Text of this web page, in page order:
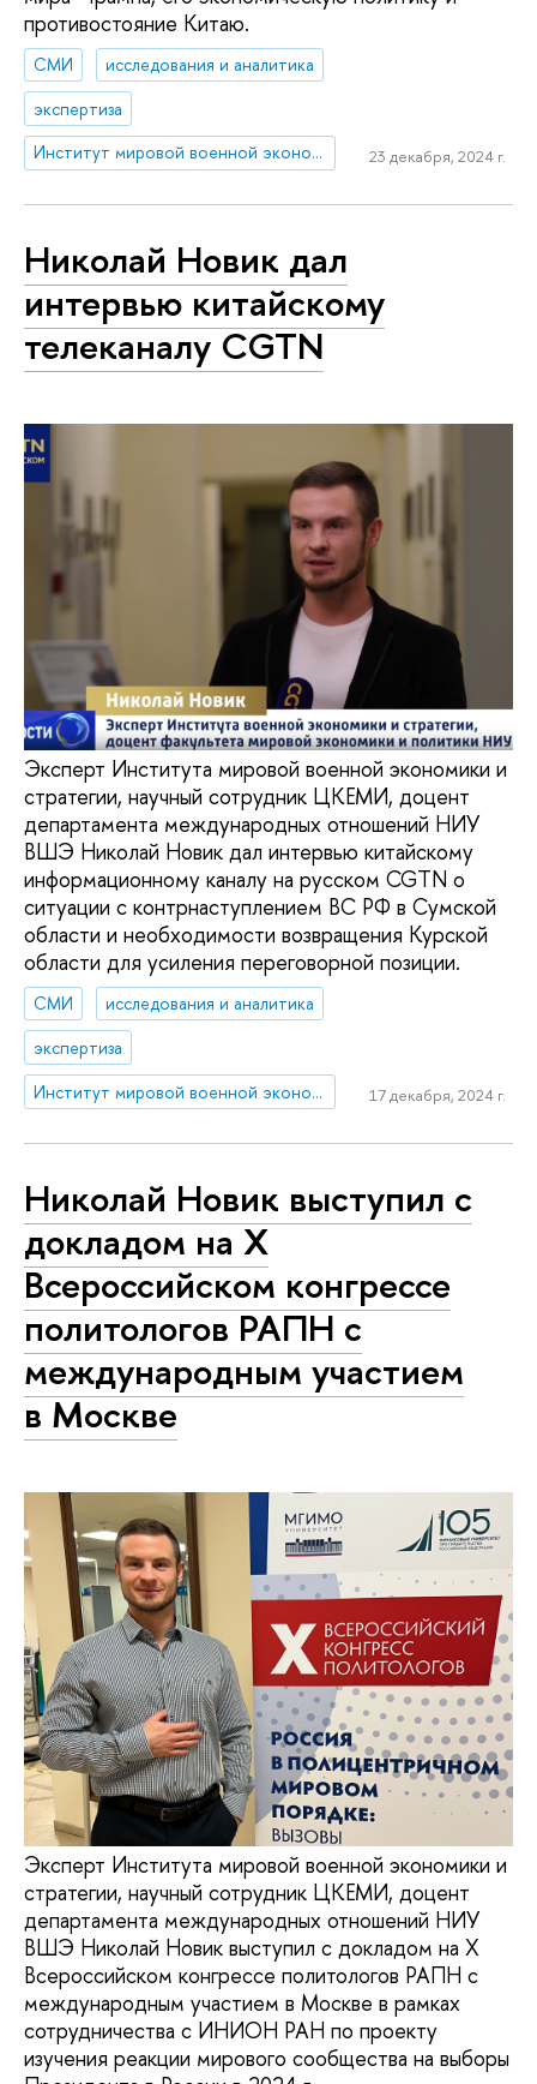
противостояние Китаю.
СМИ
исследования и аналитика
экспертиза
Институт мировой военной экономики и стратегии
23 декабря, 2024 г.
Николай Новик дал
интервью китайскому
телеканалу CGTN
Эксперт Института мировой военной экономики и
стратегии, научный сотрудник ЦКЕМИ, доцент
департамента международных отношений НИУ
ВШЭ Николай Новик дал интервью китайскому
информационному каналу на русском CGTN о
ситуации с контрнаступлением ВС РФ в Сумской
области и необходимости возвращения Курской
области для усиления переговорной позиции.
СМИ
исследования и аналитика
экспертиза
Институт мировой военной экономики и стратегии
17 декабря, 2024 г.
Николай Новик выступил с
докладом на Х
Всероссийском конгрессе
политологов РАПН с
международным участием
в Москве
Эксперт Института мировой военной экономики и
стратегии, научный сотрудник ЦКЕМИ, доцент
департамента международных отношений НИУ
ВШЭ Николай Новик выступил с докладом на Х
Всероссийском конгрессе политологов РАПН с
международным участием в Москве в рамках
сотрудничества с ИНИОН РАН по проекту
изучения реакции мирового сообщества на выборы